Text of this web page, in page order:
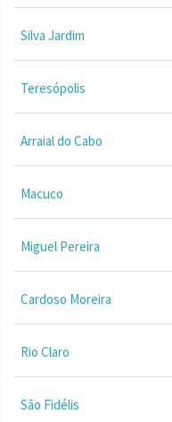
Silva Jardim
Teresópolis
Arraial do Cabo
Macuco
Miguel Pereira
Cardoso Moreira
Rio Claro
São Fidélis